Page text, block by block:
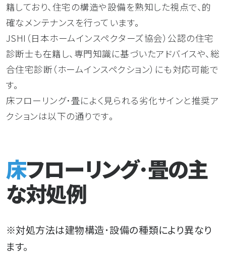
籍しており、住宅の構造や設備を熟知した視点で、的
確なメンテナンスを行っています。
JSHI（日本ホームインスペクターズ協会）公認の住宅
診断士も在籍し、専門知識に基づいたアドバイスや、総
合住宅診断（ホームインスペクション）にも対応可能で
す。
床フローリング･畳によく見られる劣化サインと推奨ア
クションは以下の通りです。
床フローリング･畳の主
な対処例
※対処方法は建物構造･設備の種類により異なり
ます。